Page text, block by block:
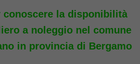
conoscere la disponibilità
a noleggio nel comune
in provincia di Bergamo